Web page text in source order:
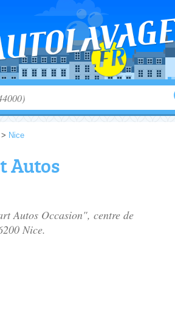
> Nice
Autos
Autos Occasion", centre de
Nice.